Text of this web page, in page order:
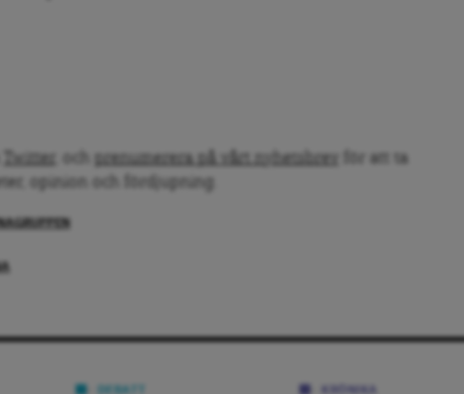
Twitter prenumerera på vårt nyhetsbrev
för att ta
opinion och fördjupning.